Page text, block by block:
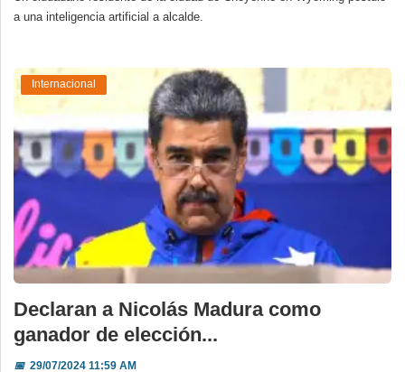
a una inteligencia artificial a alcalde.
Internacional
Declaran a Nicolás Madura como
ganador de elección...
📅29/07/2024 11:59 AM